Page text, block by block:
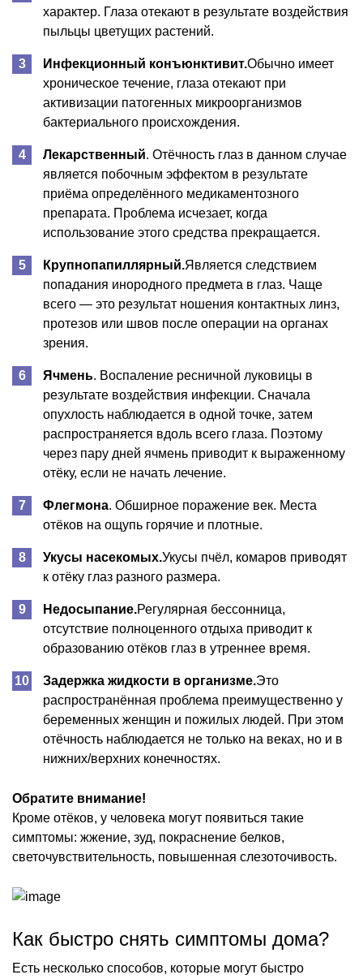
характер. Глаза отекают в результате воздействия
пыльцы цветущих растений.
Инфекционный конъюнктивит.Обычно имеет
хроническое течение, глаза отекают при
активизации патогенных микроорганизмов
бактериального происхождения.
Лекарственный. Отёчность глаз в данном случае
является побочным эффектом в результате
приёма определённого медикаментозного
препарата. Проблема исчезает, когда
использование этого средства прекращается.
Крупнопапиллярный.Является следствием
попадания инородного предмета в глаз. Чаще
всего — это результат ношения контактных линз,
протезов или швов после операции на органах
зрения.
Ячмень. Воспаление ресничной луковицы в
результате воздействия инфекции. Сначала
опухлость наблюдается в одной точке, затем
распространяется вдоль всего глаза. Поэтому
через пару дней ячмень приводит к выраженному
отёку, если не начать лечение.
Флегмона. Обширное поражение век. Места
отёков на ощупь горячие и плотные.
Укусы насекомых.Укусы пчёл, комаров приводят
к отёку глаз разного размера.
Недосыпание.Регулярная бессонница,
отсутствие полноценного отдыха приводит к
образованию отёков глаз в утреннее время.
Задержка жидкости в организме.Это
распространённая проблема преимущественно у
беременных женщин и пожилых людей. При этом
отёчность наблюдается не только на веках, но и в
нижних/верхних конечностях.
Обратите внимание!
Кроме отёков, у человека могут появиться такие
симптомы: жжение, зуд, покраснение белков,
светочувствительность, повышенная слезоточивость.
Как быстро снять симптомы дома?
Есть несколько способов, которые могут быстро